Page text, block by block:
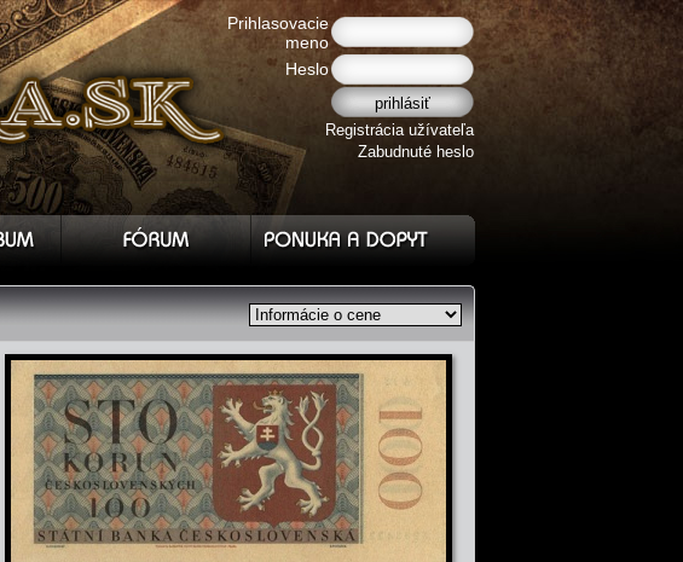
Prihlasovacie
meno
Heslo
Registrácia užívateľa
Zabudnuté heslo